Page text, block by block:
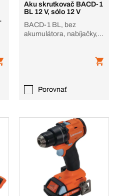
Aku skrutkovač BACD-1
BL 12 V, sólo 12 V
BACD-1 BL, bez
akumulátora, nabíjačky, v
Porovnať